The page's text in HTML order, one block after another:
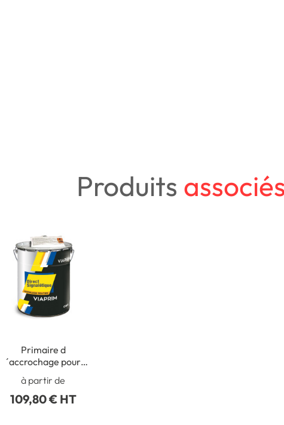
Produits associés
Primaire d
´accrochage pour
résine méthacrylate
à partir de
109,80 € HT